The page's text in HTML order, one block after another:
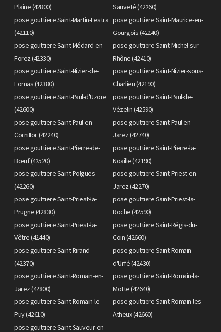
Plaine (42800)
Sauveté (42260)
pose gouttiere Saint-Martin-Lestra
(42110)
pose gouttiere Saint-Maurice-en-
Gourgois (42240)
pose gouttiere Saint-Médard-en-
Forez (42330)
pose gouttiere Saint-Michel-sur-
Rhône (42410)
pose gouttiere Saint-Nizier-de-
Fornas (42380)
pose gouttiere Saint-Nizier-sous-
Charlieu (42190)
pose gouttiere Saint-Paul-d'Uzore
(42600)
pose gouttiere Saint-Paul-de-
Vézelin (42590)
pose gouttiere Saint-Paul-en-
Cornillon (42240)
pose gouttiere Saint-Paul-en-
Jarez (42740)
pose gouttiere Saint-Pierre-de-
Bœuf (42520)
pose gouttiere Saint-Pierre-la-
Noaille (42190)
pose gouttiere Saint-Polgues
(42260)
pose gouttiere Saint-Priest-en-
Jarez (42270)
pose gouttiere Saint-Priest-la-
Prugne (42830)
pose gouttiere Saint-Priest-la-
Roche (42590)
pose gouttiere Saint-Priest-la-
Vêtre (42440)
pose gouttiere Saint-Régis-du-
Coin (42660)
pose gouttiere Saint-Rirand
(42370)
pose gouttiere Saint-Romain-
d'Urfé (42430)
pose gouttiere Saint-Romain-en-
Jarez (42800)
pose gouttiere Saint-Romain-la-
Motte (42640)
pose gouttiere Saint-Romain-le-
Puy (42610)
pose gouttiere Saint-Romain-les-
Atheux (42660)
pose gouttiere Saint-Sauveur-en-